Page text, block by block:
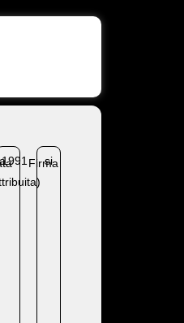
1991 Firma
si